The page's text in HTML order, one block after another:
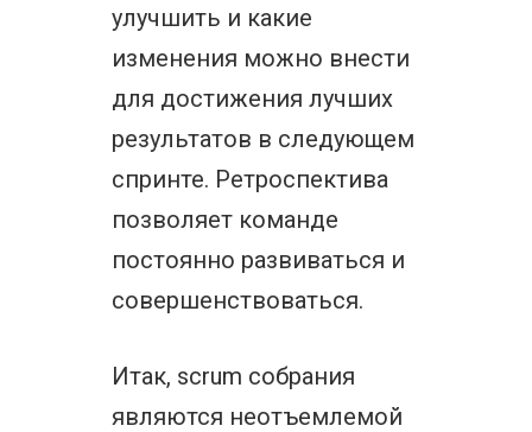
улучшить и какие
изменения можно внести
для достижения лучших
результатов в следующем
спринте. Ретроспектива
позволяет команде
постоянно развиваться и
совершенствоваться.
Итак, scrum собрания
являются неотъемлемой